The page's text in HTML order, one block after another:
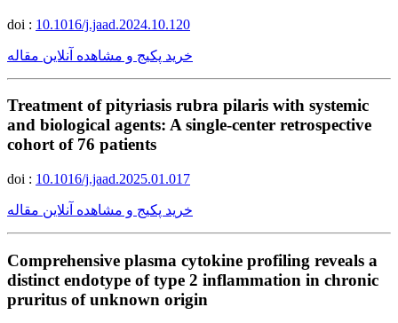
doi : 10.1016/j.jaad.2024.10.120
خرید پکیج و مشاهده آنلاین مقاله
Treatment of pityriasis rubra pilaris with systemic
and biological agents: A single-center retrospective
cohort of 76 patients
doi : 10.1016/j.jaad.2025.01.017
خرید پکیج و مشاهده آنلاین مقاله
Comprehensive plasma cytokine profiling reveals a
distinct endotype of type 2 inflammation in chronic
pruritus of unknown origin